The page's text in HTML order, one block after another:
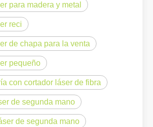
Eliminación de pintura con láser, debe elegir la mejor forma de eliminar la pintura
y restauración de superficies, la
para madera y metal
reci
de chapa para la venta
pequeño
con cortador láser de fibra
de segunda mano
de segunda mano